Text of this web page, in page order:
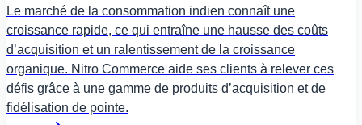
Le marché de la consommation indien connaît une
croissance rapide, ce qui entraîne une hausse des coûts
d’acquisition et un ralentissement de la croissance
organique. Nitro Commerce aide ses clients à relever ces
défis grâce à une gamme de produits d’acquisition et de
fidélisation de pointe.